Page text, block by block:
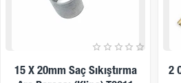
Kargoya Hazır